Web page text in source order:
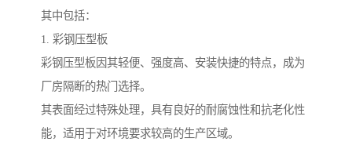
其中包括：
1. 彩钢压型板
彩钢压型板因其轻便、强度高、安装快捷的特点，成为
厂房隔断的热门选择。
其表面经过特殊处理，具有良好的耐腐蚀性和抗老化性
能，适用于对环境要求较高的生产区域。